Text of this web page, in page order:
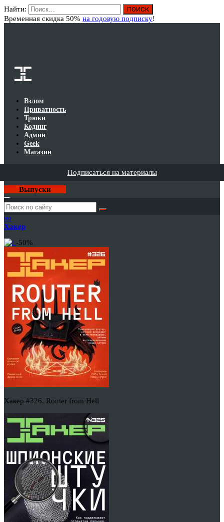
Найти:
Временная скидка 50% на годовую подписку!
Взлом
Приватность
Трюки
Кодинг
Админ
Geek
Магазин
Подписаться на материалы
Выпуски
Годовая
подписка
на
Хакер
-50%
Хакер #326. Router from Hell